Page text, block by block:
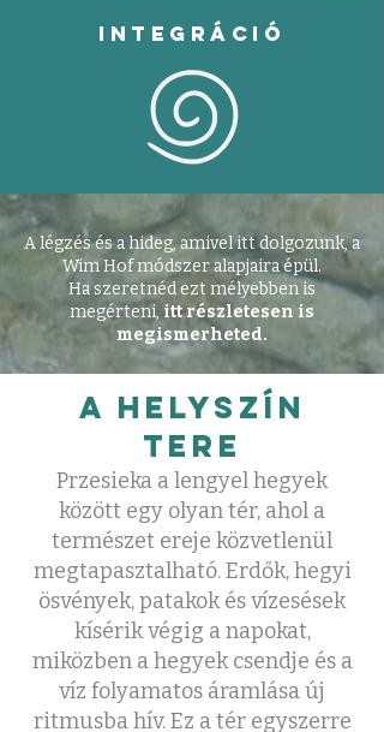
integráció
A légzés és a hideg, amivel itt dolgozunk, a
Wim Hof módszer alapjaira épül.
Ha szeretnéd ezt mélyebben is
megérteni, itt részletesen is
megismerheted.
A helyszín
tere
Przesieka a lengyel hegyek
között egy olyan tér, ahol a
természet ereje közvetlenül
megtapasztalható.Erdők, hegyi
ösvények, patakok és vízesések
kísérik végig a napokat,
miközben a hegyek csendje és a
víz folyamatos áramlása új
ritmusba hív. Ez a tér egyszerre